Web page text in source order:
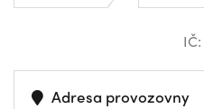
Adresa provozovny